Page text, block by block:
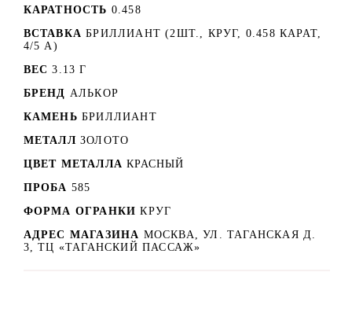
КАРАТНОСТЬ 0.458
ВСТАВКА БРИЛЛИАНТ (2ШТ., КРУГ, 0.458 КАРАТ,
4/5 А)
ВЕС 3.13 Г
БРЕНД АЛЬКОР
КАМЕНЬ БРИЛЛИАНТ
МЕТАЛЛ ЗОЛОТО
ЦВЕТ МЕТАЛЛА КРАСНЫЙ
ПРОБА 585
ФОРМА ОГРАНКИ КРУГ
АДРЕС МАГАЗИНА МОСКВА, УЛ. ТАГАНСКАЯ Д.
3, ТЦ «ТАГАНСКИЙ ПАССАЖ»